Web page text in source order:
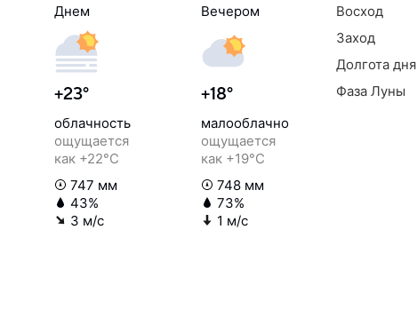
Днем
+23°
облачность
ощущается
как +22°C
747 мм
43%
3 м/с
Вечером
+18°
малооблачно
ощущается
как +19°C
748 мм
73%
1 м/с
Восход
Заход
Долгота дня
Фаза Луны